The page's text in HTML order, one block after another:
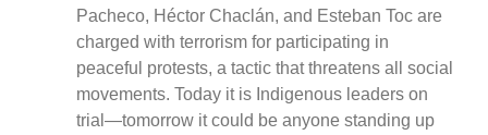
Pacheco, Héctor Chaclán, and Esteban Toc are
charged with terrorism for participating in
peaceful protests, a tactic that threatens all social
movements. Today it is Indigenous leaders on
trial—tomorrow it could be anyone standing up